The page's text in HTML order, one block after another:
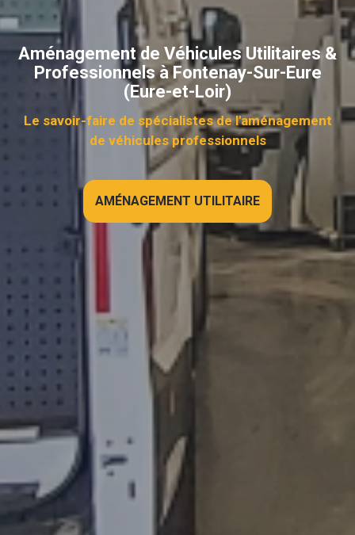
Aménagement de Véhicules Utilitaires &
Professionnels à Fontenay-Sur-Eure
(Eure-et-Loir)
Le savoir-faire de spécialistes de l'aménagement
de véhicules professionnels
AMÉNAGEMENT UTILITAIRE